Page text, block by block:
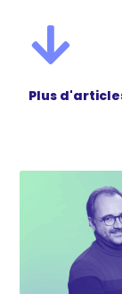
Plus